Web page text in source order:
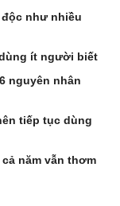
như nhiều
ít người biết
nguyên nhân
tiếp tục dùng
năm vẫn thơm